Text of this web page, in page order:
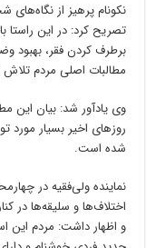
نکونام پرهیز از
تصریح کرد: در این راستا
برطرف کردن فقر، بهبود
مطالبات اصلی مردم
وی یادآور شد: بیان این
روزهای اخیر بسیار مورد
شده است.
نماینده ولی‌فقیه در
اختلاف‌ها و سلیقه‌ها در
و اظهار داشت: مردم این